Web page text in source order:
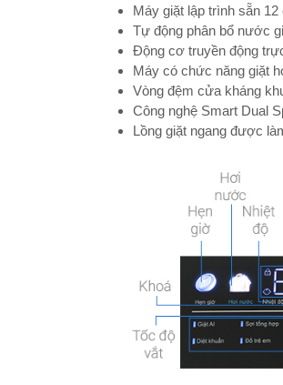
Máy giặt lập trình sẵn
Tự động phân bổ nước
Động cơ truyền động
Máy có chức năng giặt
Vòng đệm cửa kháng
Công nghệ Smart Dual
Lồng giặt ngang được